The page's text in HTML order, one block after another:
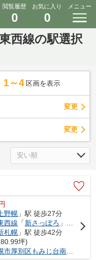
閲覧履歴
0
お気に入り
0
メニュー
西線の駅選択
1～4 区画を表示
変更
変更
上野幌 」駅 徒歩27分
西線 「新さっぽろ 」駅 徒歩41分
札幌 」駅 徒歩42分
坪)
市厚別区もみじ台南